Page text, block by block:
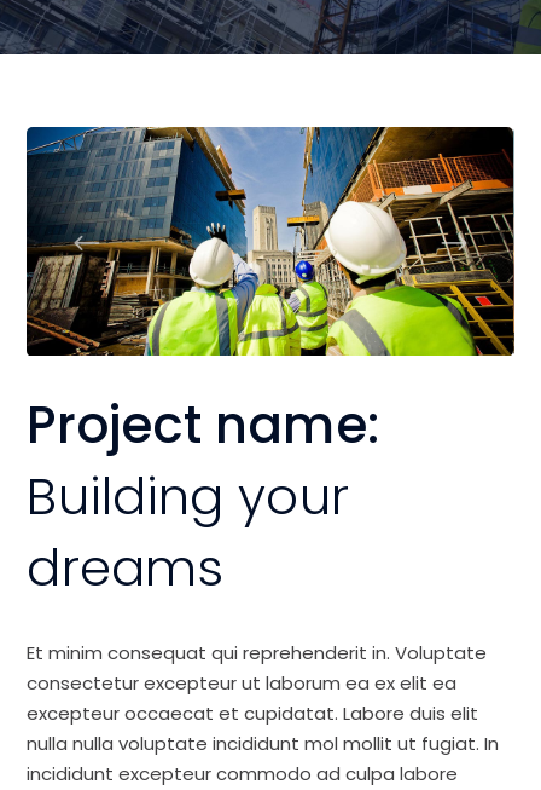
Project name:
Building your
dreams
Et minim consequat qui reprehenderit in. Voluptate
consectetur excepteur ut laborum ea ex elit ea
excepteur occaecat et cupidatat. Labore duis elit
nulla nulla voluptate incididunt mol mollit ut fugiat. In
incididunt excepteur commodo ad culpa labore